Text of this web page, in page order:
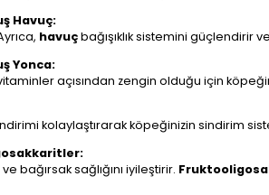
Havuç:
havuçbağışıklık sistemini güçlendirir
Yonca:
açısından zengin olduğu için
kolaylaştırarak köpeğinizin sindirim
bağırsak sağlığını iyileştirir.